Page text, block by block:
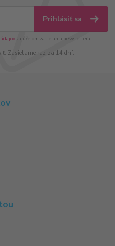
Prihlásiť sa
za účelom zasielania newslettera.
Zasielame raz za 14 dní.